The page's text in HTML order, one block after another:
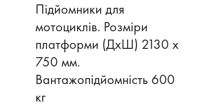
Підйомники для
мотоциклів. Розміри
платформи (ДхШ) 2130 х
750 мм.
Вантажопідйомність 600
кг